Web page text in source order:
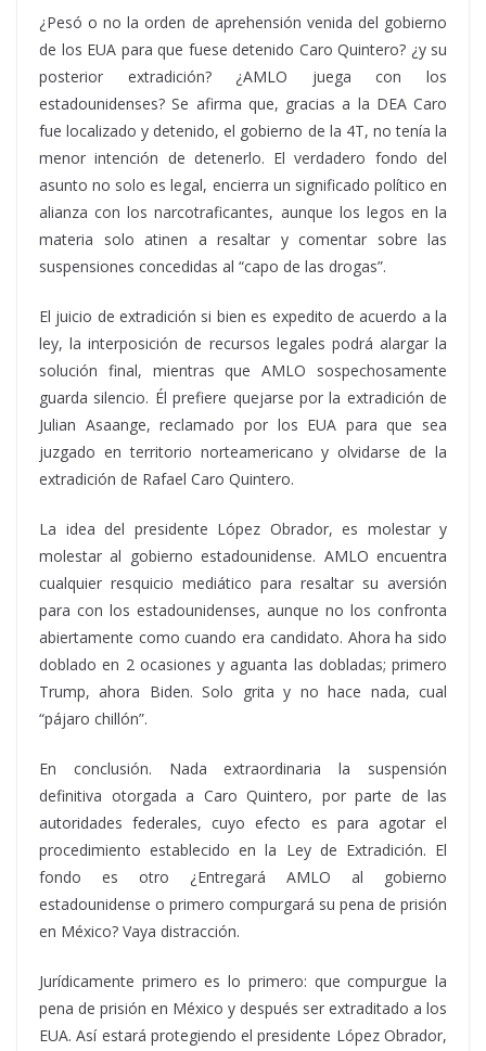
¿Pesó o no la orden de aprehensión venida del gobierno
de los EUA para que fuese detenido Caro Quintero? ¿y su
posterior extradición? ¿AMLO juega con los
estadounidenses? Se afirma que, gracias a la DEA Caro
fue localizado y detenido, el gobierno de la 4T, no tenía la
menor intención de detenerlo. El verdadero fondo del
asunto no solo es legal, encierra un significado político en
alianza con los narcotraficantes, aunque los legos en la
materia solo atinen a resaltar y comentar sobre las
suspensiones concedidas al “capo de las drogas”.
El juicio de extradición si bien es expedito de acuerdo a la
ley, la interposición de recursos legales podrá alargar la
solución final, mientras que AMLO sospechosamente
guarda silencio. Él prefiere quejarse por la extradición de
Julian Asaange, reclamado por los EUA para que sea
juzgado en territorio norteamericano y olvidarse de la
extradición de Rafael Caro Quintero.
La idea del presidente López Obrador, es molestar y
molestar al gobierno estadounidense. AMLO encuentra
cualquier resquicio mediático para resaltar su aversión
para con los estadounidenses, aunque no los confronta
abiertamente como cuando era candidato. Ahora ha sido
doblado en 2 ocasiones y aguanta las dobladas; primero
Trump, ahora Biden. Solo grita y no hace nada, cual
“pájaro chillón”.
En conclusión. Nada extraordinaria la suspensión
definitiva otorgada a Caro Quintero, por parte de las
autoridades federales, cuyo efecto es para agotar el
procedimiento establecido en la Ley de Extradición. El
fondo es otro ¿Entregará AMLO al gobierno
estadounidense o primero compurgará su pena de prisión
en México? Vaya distracción.
Jurídicamente primero es lo primero: que compurgue la
pena de prisión en México y después ser extraditado a los
EUA. Así estará protegiendo el presidente López Obrador,